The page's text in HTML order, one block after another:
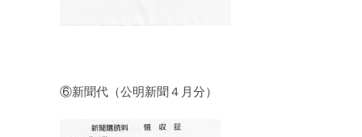
⑥新聞代（公明新聞４月分）